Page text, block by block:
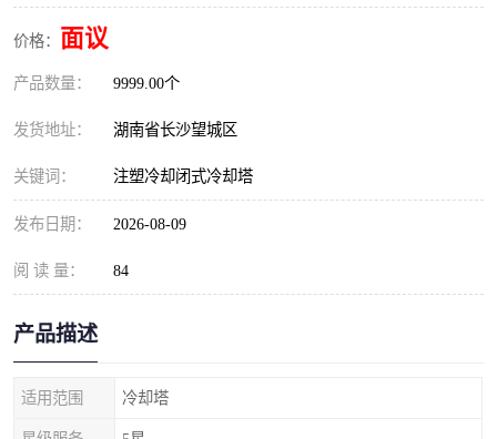
价格： 面议
产品数量： 9999.00个
发货地址： 湖南省长沙望城区
关键词： 注塑冷却闭式冷却塔
发布日期： 2026-08-09
阅 读 量： 84
产品描述
适用范围 冷却塔